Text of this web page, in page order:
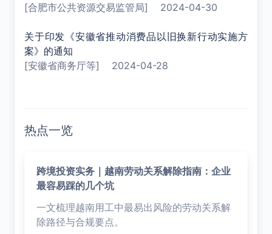
[合肥市公共资源交易监管局] 2024-04-30
关于印发《安徽省推动消费品以旧换新行动实施方
案》的通知
[安徽省商务厅等] 2024-04-28
热点一览
跨境投资实务｜越南劳动关系解除指南：企业
最容易踩的几个坑
一文梳理越南用工中最易出风险的劳动关系解
除路径与合规要点。